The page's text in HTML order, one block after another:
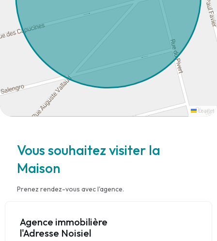
Leaflet
Vous souhaitez visiter la
Maison
Prenez rendez-vous avec l'agence.
Agence immobilière
l'Adresse Noisiel